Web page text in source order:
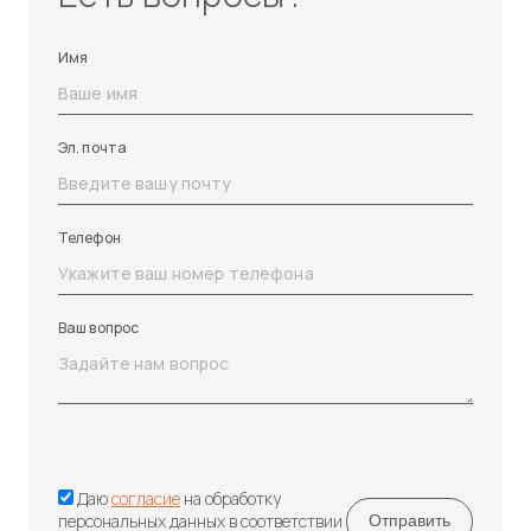
Имя
Эл. почта
Телефон
Ваш вопрос
Даюсогласие на обработку
персональных данных в соответствии